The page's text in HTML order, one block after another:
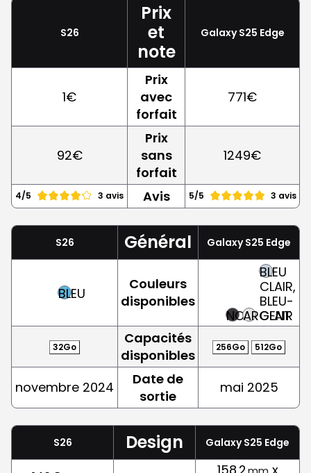
S26
Prix
et
note
Galaxy S25 Edge
1€
Prix
avec
forfait
771€
92€
Prix
sans
forfait
1249€
4/5 3 avis Avis 5/5 3 avis
S26 Général Galaxy S25 Edge
BLEU
Couleurs
disponibles
NOIRARGENT
BLEU
CLAIR,
BLEU-
CLAIR
32Go
Capacités
disponibles
256Go 512Go
novembre 2024
Date de
sortie
mai 2025
S26 Design Galaxy S25 Edge